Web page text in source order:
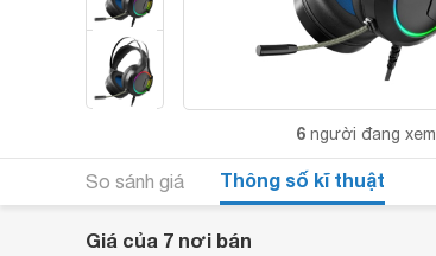
6 người đang xem
So sánh giá Thông số kĩ thuật
Giá của 7 nơi bán